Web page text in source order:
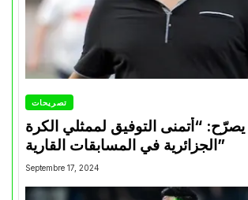
تصريحات
“أتمنى التوفيق لممثلي الكرة
الجزائرية في المسابقات القارية”
Septembre 17, 2024